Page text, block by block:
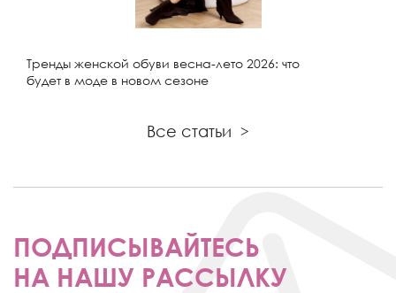
Тренды женской обуви весна-лето 2026: что
будет в моде в новом сезоне
Все статьи >
ПОДПИСЫВАЙТЕСЬ
НА НАШУ РАССЫЛКУ